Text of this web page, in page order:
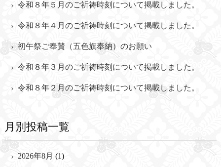
令和８年５月のご祈祷時刻について掲載しました。
令和８年４月のご祈祷時刻について掲載しました。
初午祭ご奉賛（五色旗奉納）のお願い
令和８年３月のご祈祷時刻について掲載しました。
令和８年２月のご祈祷時刻について掲載しました。
月別投稿一覧
2026年8月 (1)